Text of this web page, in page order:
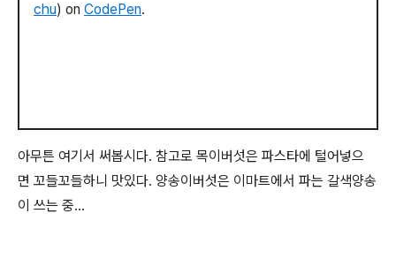
chu) on CodePen.
아무튼 여기서 써봅시다. 참고로 목이버섯은 파스타에 털어넣으
면 꼬들꼬들하니 맛있다. 양송이버섯은 이마트에서 파는 갈색양송
이 쓰는 중…